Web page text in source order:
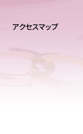
アクセスマップ